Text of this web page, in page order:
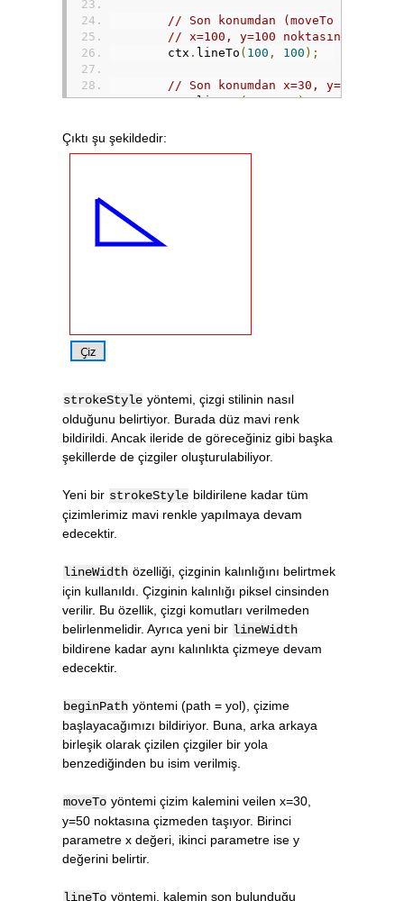
// Son konumdan (moveTo ile
// x=100, y=100 noktasına
        ctx
. lineTo ( 100 , 100 );
// Son konumdan x=30, y=100
        ctx
.lineTo(30, 100);
        ctx
}
Çıktı şu şekildedir:
strokeStyle yöntemi, çizgi stilinin nasıl
olduğunu belirtiyor. Burada düz mavi renk
bildirildi. Ancak ileride de göreceğiniz gibi başka
şekillerde de çizgiler oluşturulabiliyor.
Yeni bir strokeStyle bildirilene kadar tüm
çizimlerimiz mavi renkle yapılmaya devam
edecektir.
lineWidth özelliği, çizginin kalınlığını belirtmek
için kullanıldı. Çizginin kalınlığı piksel cinsinden
verilir. Bu özellik, çizgi komutları verilmeden
belirlenmelidir. Ayrıca yeni bir lineWidth
bildirene kadar aynı kalınlıkta çizmeye devam
edecektir.
beginPath yöntemi (path = yol), çizime
başlayacağımızı bildiriyor. Buna, arka arkaya
birleşik olarak çizilen çizgiler bir yola
benzediğinden bu isim verilmiş.
moveTo yöntemi çizim kalemini veilen x=30,
y=50 noktasına çizmeden taşıyor. Birinci
parametre x değeri, ikinci parametre ise y
değerini belirtir.
lineTo yöntemi, kalemin son bulunduğu